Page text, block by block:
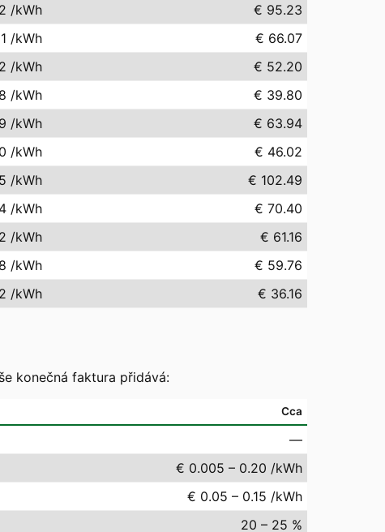
/kWh
€ 95.23
/kWh
€ 66.07
/kWh
€ 52.20
/kWh
€ 39.80
/kWh
€ 63.94
/kWh
€ 46.02
/kWh
€ 102.49
/kWh
€ 70.40
/kWh
€ 61.16
/kWh
€ 59.76
/kWh € 36.16
konečná faktura přidává:
Cca
—
€ 0.005 – 0.20 /kWh
€ 0.05 – 0.15 /kWh
20 – 25 %